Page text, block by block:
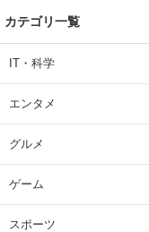
カテゴリ一覧
IT・科学
エンタメ
グルメ
ゲーム
スポーツ